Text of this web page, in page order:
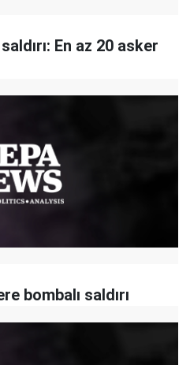
En az 20 asker
bombalı saldırı